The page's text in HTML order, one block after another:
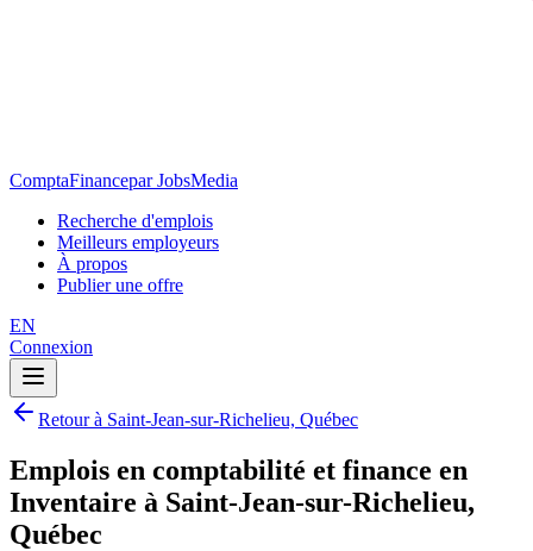
ComptaFinancepar JobsMedia
Recherche d'emplois
Meilleurs employeurs
À propos
Publier une offre
EN
Connexion
Retour à Saint-Jean-sur-Richelieu, Québec
Emplois en comptabilité et finance en
Inventaire à Saint-Jean-sur-Richelieu,
Québec